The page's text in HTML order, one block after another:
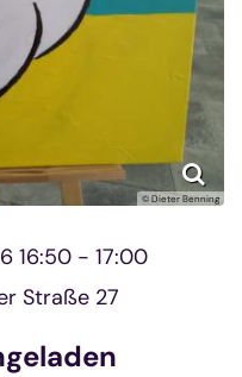
© Dieter Benning
16:50 - 17:00
Straße 27